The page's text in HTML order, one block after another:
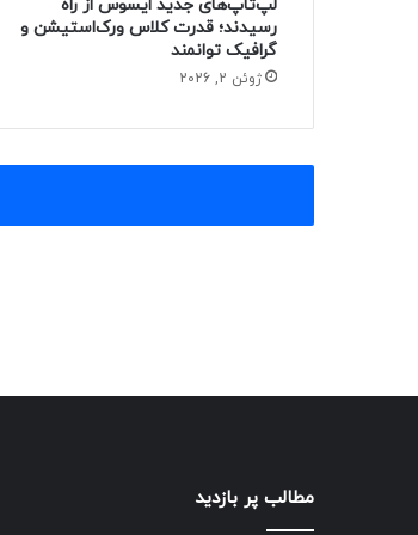
لپ‌تاپ‌های جدید ایسوس از راه
رسیدند؛ قدرت کلاس ورک‌استیشن و
گرافیک توانمند
ژوئن 2, 2026
مطالب پر بازدید